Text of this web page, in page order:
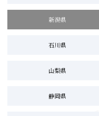
新潟県
石川県
山梨県
静岡県